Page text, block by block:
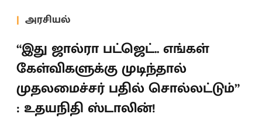
அரசியல்
“இது ஜால்ரா பட்ஜெட்.. எங்கள்
கேள்விகளுக்கு முடிந்தால்
முதலமைச்சர் பதில் சொல்லட்டும்”
: உதயநிதி ஸ்டாலின்!